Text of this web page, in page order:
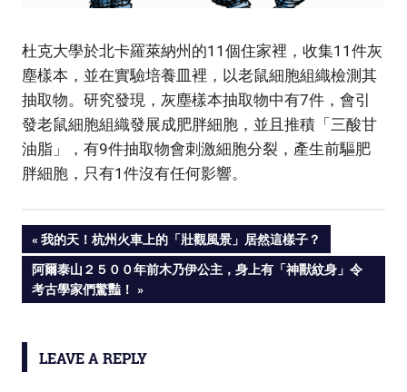
杜克大學於北卡羅萊納州的11個住家裡，收集11件灰
塵樣本，並在實驗培養皿裡，以老鼠細胞組織檢測其
抽取物。研究發現，灰塵樣本抽取物中有7件，會引
發老鼠細胞組織發展成肥胖細胞，並且推積「三酸甘
油脂」，有9件抽取物會刺激細胞分裂，產生前驅肥
胖細胞，只有1件沒有任何影響。
Post
navigation
PREVIOUS
POST:
我的天！杭州火車上的「壯觀風景」居然這樣子？
NEXT
POST:
阿爾泰山２５００年前木乃伊公主，身上有「神獸紋身」令
考古學家們驚豔！
LEAVE A REPLY